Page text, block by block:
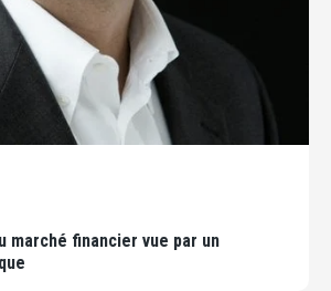
marché financier vue par un